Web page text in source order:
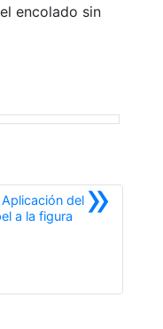
encolado sin
»
del
a la figura Siguiente